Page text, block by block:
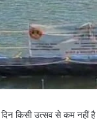
किसी उत्सव से कम नहीं